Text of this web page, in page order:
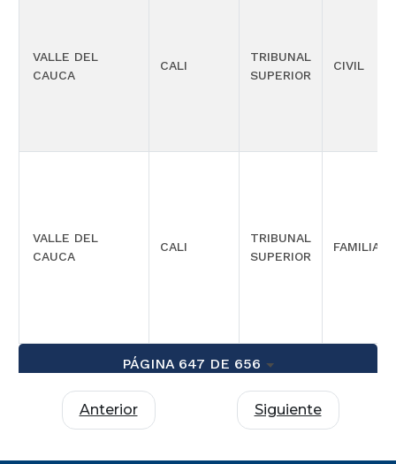
VALLE DEL
CAUCA
CALI
TRIBUNAL
SUPERIOR
CIVIL
VALLE DEL
CAUCA
CALI
TRIBUNAL
SUPERIOR
FAMILIA
PÁGINA 647 DE 656
Anterior Siguiente